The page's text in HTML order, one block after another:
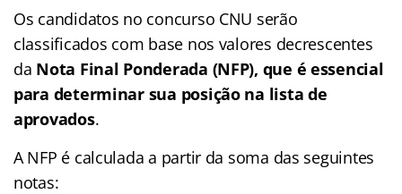
Os candidatos no concurso CNU serão
classificados com base nos valores decrescentes
da Nota Final Ponderada (NFP), que é essencial
para determinar sua posição na lista de
aprovados.
A NFP é calculada a partir da soma das seguintes
notas: